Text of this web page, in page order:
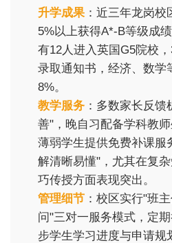
升学成果 ：近三年龙岗
5%以上获得A*-B等级成
有12人进入英国G5院校
录取通知书，经济、数学
8%。
教学服务 ：多数家长反
善"，晚自习配备学科教
薄弱学生提供免费补课服
解清晰易懂"，尤其在复
巧传授方面表现突出。
管理细节 ：校区实行"班
问"三对一服务模式，定
步学生学习进度与申请规